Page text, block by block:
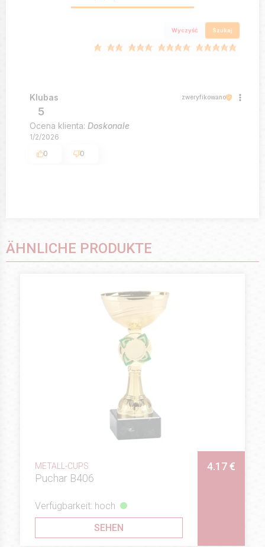
Wyczyść Szukaj
Klubas zweryfikowano
5
Ocena klienta: Doskonale
1/2/2026
0
0
ÄHNLICHE PRODUKTE
METALL-CUPS
Puchar B406
4.17 €
Verfügbarkeit: hoch
SEHEN